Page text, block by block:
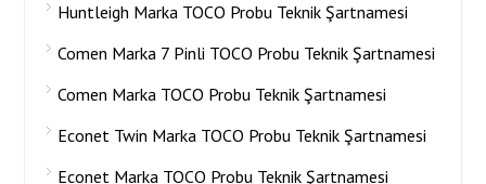
Huntleigh Marka TOCO Probu Teknik Şartnamesi
Comen Marka 7 Pinli TOCO Probu Teknik Şartnamesi
Comen Marka TOCO Probu Teknik Şartnamesi
Econet Twin Marka TOCO Probu Teknik Şartnamesi
Econet Marka TOCO Probu Teknik Şartnamesi